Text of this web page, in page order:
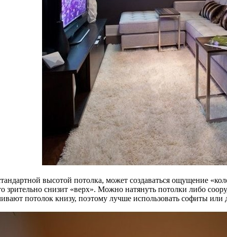
высотой потолка, может создаваться ощущение
зрительно снизит «верх». Можно натянуть потолки либо
потолок книзу, поэтому лучше использовать софиты